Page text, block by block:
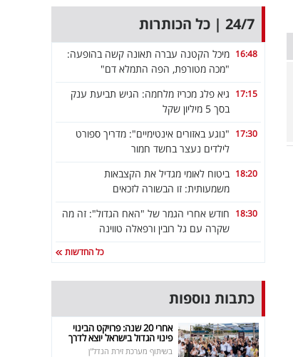
24/7 | כל הכותרות
16:48 מיכל הקטנה עברה תאונה קשה בהופעה:
"מכה מטורפת, הפה התמלא דם"
17:15 גיא פלג מכריז מלחמה: הגיש תביעת ענק
בסך 5 מיליון שקל
17:30 "נוגע באזורים אינטימיים": מדריך ספורט
לילדים נעצר בחשד חמור
18:20 ביטוח לאומי מגדיל את הקצבאות
משמעותית: זו הבשורה לזכאים
18:30 חודש אחרי הגמר של "האח הגדול": זה מה
שקרה עם גל רובין ורפאלה טווינה
כל החדשות
כתבות נוספות
אחרי 20 שנה: פרויקט הבינוי
פינוי הגדול בישראל יוצא לדרך
בשיתוף מערכת זירת הנדל"ן